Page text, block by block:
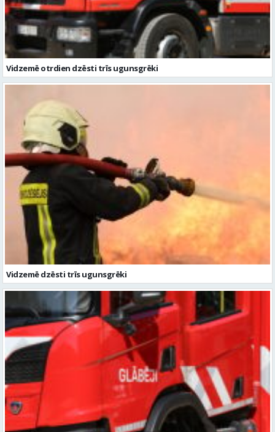
Vidzemē otrdien dzēsti trīs ugunsgrēki
Vidzemē dzēsti trīs ugunsgrēki